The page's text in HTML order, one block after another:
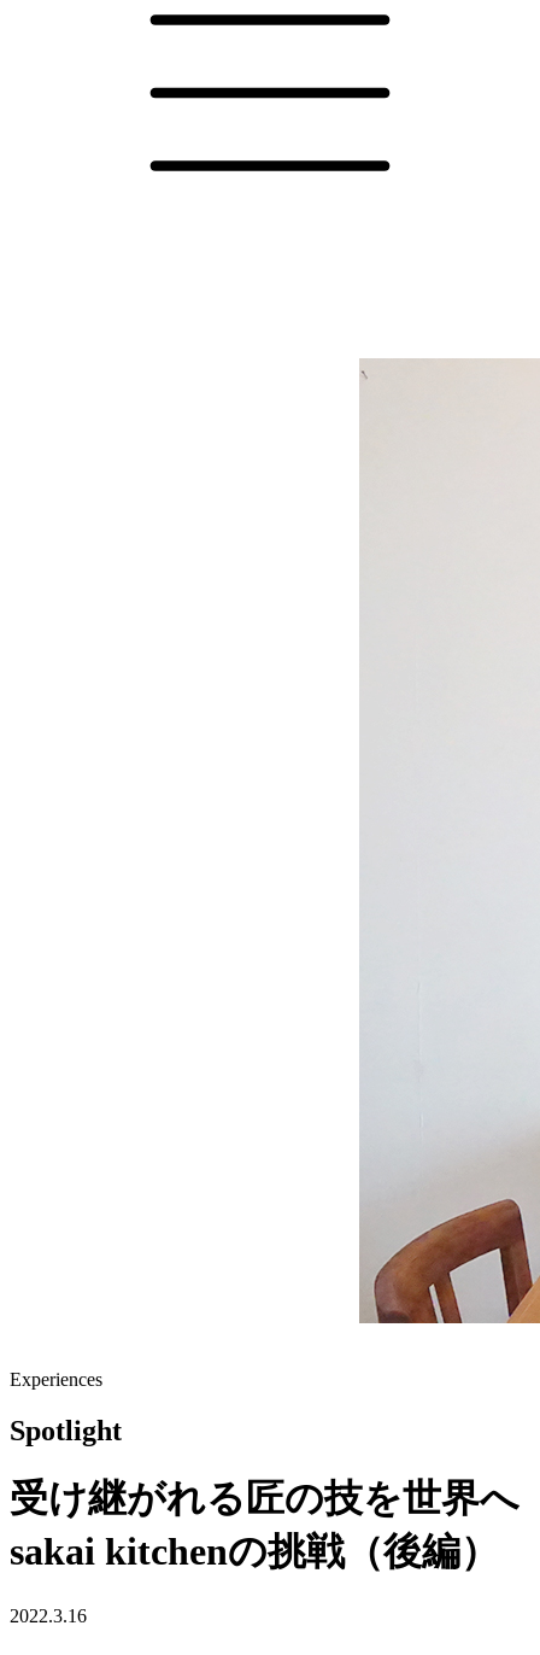
Experiences
Spotlight
受け継がれる匠の技を世界へ
sakai kitchenの挑戦（後編）
2022.3.16